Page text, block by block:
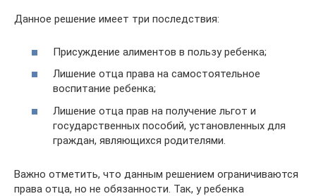
Данное решение имеет три последствия:
Присуждение алиментов в пользу ребенка;
Лишение отца права на самостоятельное
воспитание ребенка;
Лишение отца прав на получение льгот и
государственных пособий, установленных для
граждан, являющихся родителями.
Важно отметить, что данным решением ограничиваются
права отца, но не обязанности. Так, у ребенка